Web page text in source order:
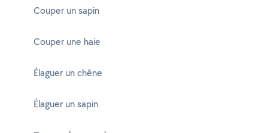
Couper un sapin
Couper une haie
Élaguer un chêne
Élaguer un sapin